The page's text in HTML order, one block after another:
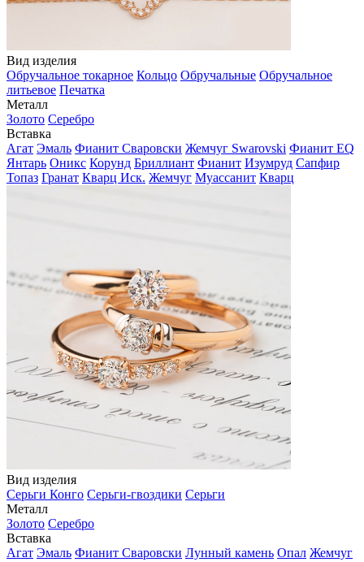
Вид изделия
Обручальное токарное Кольцо Обручальные Обручальное
литьевое Печатка
Металл
Золото Серебро
Вставка
Агат Эмаль Фианит Сваровски Жемчуг Swarovski Фианит EQ
Янтарь Оникс Корунд Бриллиант Фианит Изумруд Сапфир
Топаз Гранат Кварц Иск. Жемчуг Муассанит Кварц
Вид изделия
Серьги Конго Серьги-гвоздики Серьги
Металл
Золото Серебро
Вставка
Агат Эмаль Фианит Сваровски Лунный камень Опал Жемчуг